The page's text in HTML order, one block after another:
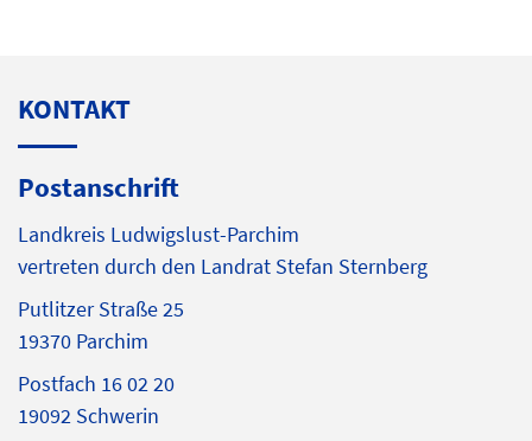
KONTAKT
Postanschrift
Landkreis Ludwigslust-Parchim
vertreten durch den Landrat Stefan Sternberg
Putlitzer Straße 25
19370 Parchim
Postfach 16 02 20
19092 Schwerin